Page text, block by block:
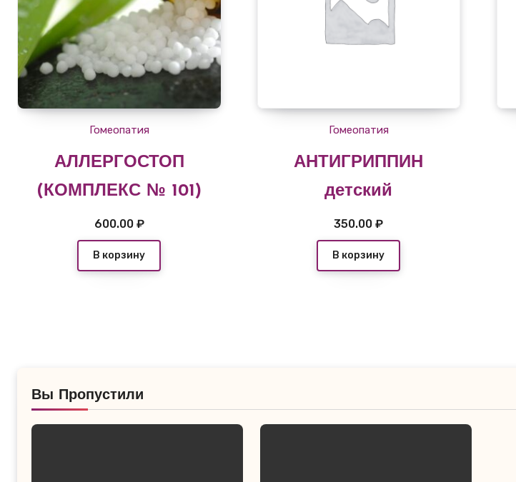
Гомеопатия
АЛЛЕРГОСТОП
(КОМПЛЕКС № 101)
600.00 ₽
В корзину
Гомеопатия
АНТИГРИППИН
детский
350.00₽
В корзину
Вы Пропустили